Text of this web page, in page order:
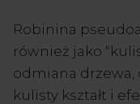
Robinina
również jako
odmiana drzewa,
kulisty kształt i